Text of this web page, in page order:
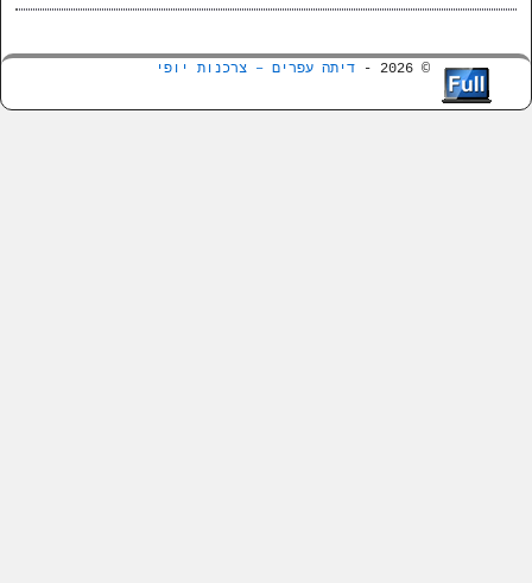
© 2026 - דיתה עפרים – צרכנות יופי